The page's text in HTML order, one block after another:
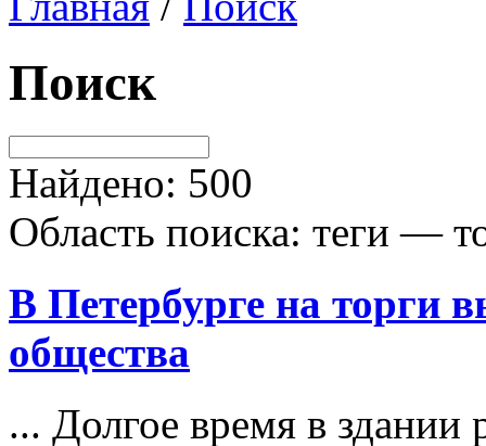
Поиск
Найдено: 500
Область поиска: теги —
В Петербурге на торги
общества
... Долгое время в здании